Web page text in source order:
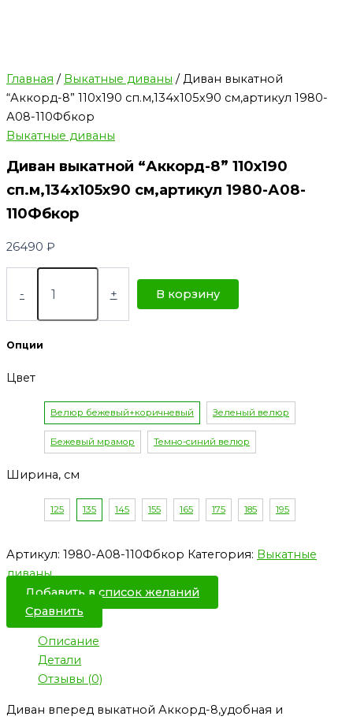
Главная / Выкатные диваны / Диван выкатной
“Аккорд-8” 110х190 сп.м,134х105х90 см,артикул 1980-
А08-110Фбкор
Выкатные диваны
Диван выкатной “Аккорд-8” 110х190
сп.м,134х105х90 см,артикул 1980-А08-
110Фбкор
26490 ₽
- + В корзину
Опции
Цвет
Велюр бежевый+коричневый Зеленый велюр
Бежевый мрамор Темно-синий велюр
Ширина, см
125 135 145 155 165 175 185 195
Артикул: 1980-А08-110Фбкор Категория: Выкатные
диваны
Добавить в список желаний
Сравнить
Описание
Детали
Отзывы (0)
Диван вперед выкатной Аккорд-8,удобная и